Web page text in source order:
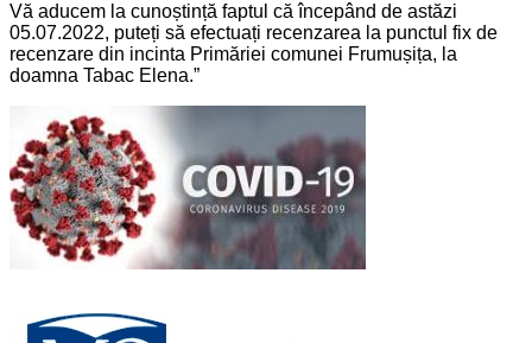
Vă aducem la cunoștință faptul că începând de astăzi
05.07.2022, puteți să efectuați recenzarea la punctul fix de
recenzare din incinta Primăriei comunei Frumușița, la
doamna Tabac Elena.”